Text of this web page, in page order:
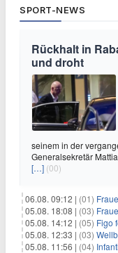
SPORT-NEWS
Rückhalt in
und droht
seinem in der
Generalsekretär
[…] (00)
06.08. 09:12 | (01)
05.08. 18:08 | (03)
05.08. 14:12 | (05) Figo
05.08. 12:33 | (03)
05.08. 11:56 | (04)